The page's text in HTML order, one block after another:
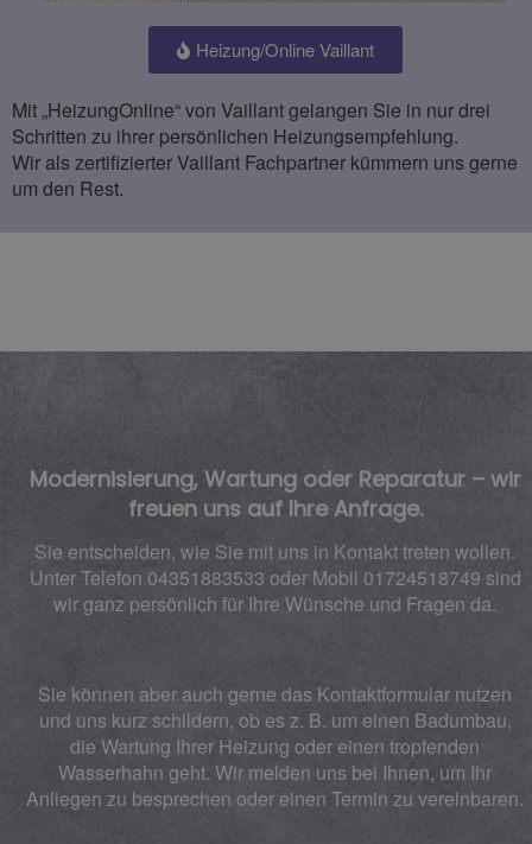
Heizung/Online Vaillant
Mit „Heizung­Online“ von Vaillant gelangen Sie in nur drei
Schritten zu ihrer persön­lichen Heizungs­empfehlung.
Wir als zertifi­zierter Vaillant Fach­partner kümmern uns gerne
um den Rest.
Modernisierung, Wartung oder Reparatur – wir
freuen uns auf Ihre Anfrage.
Sie entscheiden, wie Sie mit uns in Kontakt treten wollen.
Unter Telefon 04351883533 oder Mobil 01724518749 sind
wir ganz persönlich für Ihre Wünsche und Fragen da.
Sie können aber auch gerne das Kontaktformular nutzen
und uns kurz schildern, ob es z. B. um einen Badumbau,
die Wartung Ihrer Heizung oder einen tropfenden
Wasserhahn geht. Wir melden uns bei Ihnen, um Ihr
Anliegen zu besprechen oder einen Termin zu vereinbaren.